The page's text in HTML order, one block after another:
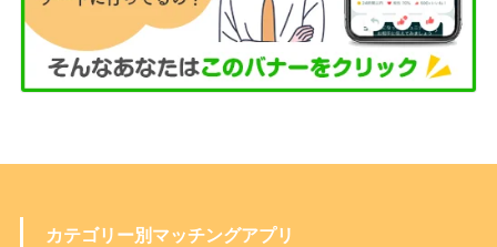
カテゴリー別マッチングアプリ